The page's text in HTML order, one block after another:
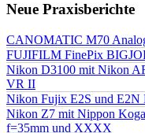
Neue Praxisberichte
CANOMATIC M70
FUJIFILM FinePix
Nikon D3100 mit Nikon
VR II
Nikon Fujix E2S und E2N
Nikon Z7 mit Nippon
f=35mm und XXXX